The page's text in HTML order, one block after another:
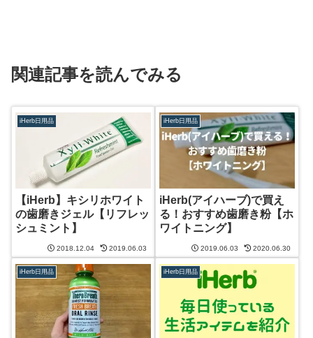
関連記事を読んでみる
iHerb日用品
【iHerb】キシリホワイト
の歯磨きジェル【リフレッ
シュミント】
2018.12.04 2019.06.03
iHerb日用品
iHerb(アイハーブ)で買え
る！おすすめ歯磨き粉【ホ
ワイトニング】
2019.06.03 2020.06.30
iHerb日用品 iHerb日用品